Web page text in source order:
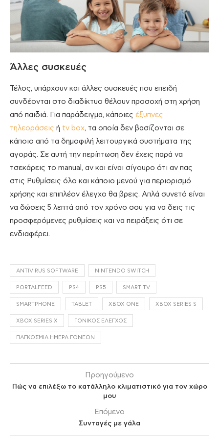
Άλλες συσκευές
Τέλος, υπάρχουν και άλλες συσκευές που επειδή
συνδέονται στο διαδίκτυο θέλουν προσοχή στη χρήση
από παιδιά. Για παράδειγμα, κάποιες έξυπνες
τηλεοράσεις ή tv box, τα οποία δεν βασίζονται σε
κάποιο από τα δημοφιλή λειτουργικά συστήματα της
αγοράς. Σε αυτή την περίπτωση δεν έχεις παρά να
τσεκάρεις το manual, αν και είναι σίγουρο ότι αν πας
στις Ρυθμίσεις όλο και κάποιο μενού για περιορισμό
χρήσης και επιπλέον έλεγχο θα βρεις. Απλά συνετό είναι
να δώσεις 5 λεπτά από τον χρόνο σου για να δεις τις
προσφερόμενες ρυθμίσεις και να πειράξεις ότι σε
ενδιαφέρει.
ANTIVIRUS SOFTWARE NINTENDO SWITCH
PORTALFEED PS4 PS5 SMART TV
SMARTPHONE TABLET XBOX ONE XBOX SERIES S
XBOX SERIES X ΓΟΝΙΚΌΣ ΈΛΕΓΧΟΣ
ΠΑΓΚΌΣΜΙΑ ΗΜΈΡΑ ΓΟΝΈΩΝ
Προηγούμενο
Πώς να επιλέξω το κατάλληλο κλιματιστικό για τον χώρο
μου
Επόμενο
Συνταγές με γάλα